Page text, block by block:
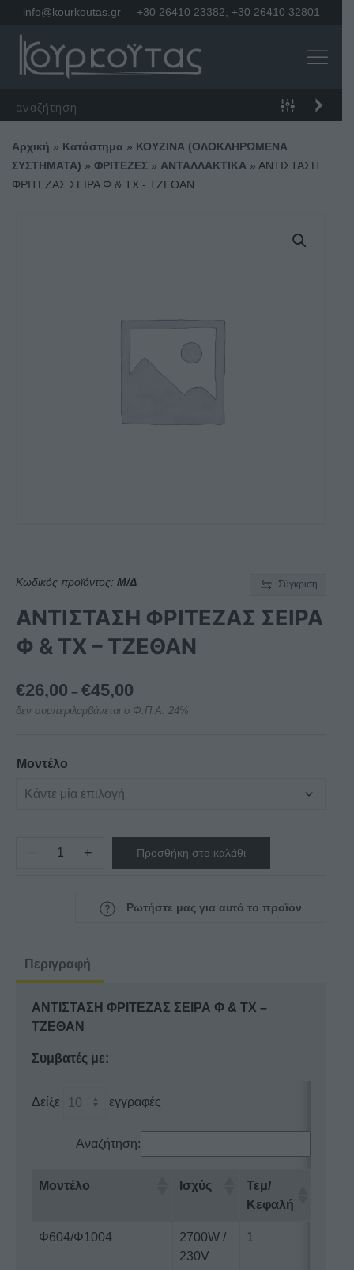
info@kourkoutas.gr +30 26410 23382 +30 26410 32801
Αρχική » Κατάστημα » ΚΟΥΖΙΝΑ (ΟΛΟΚΛΗΡΩΜΕΝΑ
ΣΥΣΤΗΜΑΤΑ) » ΦΡΙΤΕΖΕΣ » ΑΝΤΑΛΛΑΚΤΙΚΑ » ΑΝΤΙΣΤΑΣΗ
ΦΡΙΤΕΖΑΣ ΣΕΙΡΑ Φ & TX - ΤΖΕΘΑΝ
Κωδικός προϊόντος: Μ/Δ Σύγκριση
ΑΝΤΙΣΤΑΣΗ ΦΡΙΤΕΖΑΣ ΣΕΙΡΑ
Φ & TX – ΤΖΕΘΑΝ
€26,00 – €45,00
range:
δεν συμπεριλαμβάνεται ο Φ.Π.Α. 24%
Μοντέλο
ΑΝΤΙΣΤΑΣΗ
TX
ποσότητα
+ Προσθήκη στο καλάθι
Ρωτήστε μας για αυτό το προϊόν
Περιγραφή
ΑΝΤΙΣΤΑΣΗ ΦΡΙΤΕΖΑΣ ΣΕΙΡΑ Φ & TX –
ΤΖΕΘΑΝ
Συμβατές με:
Δείξε εγγραφές
Αναζήτηση:
Μοντέλο Ισχύς
Τεμ/
Κεφαλή
Φ604/Φ1004
2700W /
230V
1